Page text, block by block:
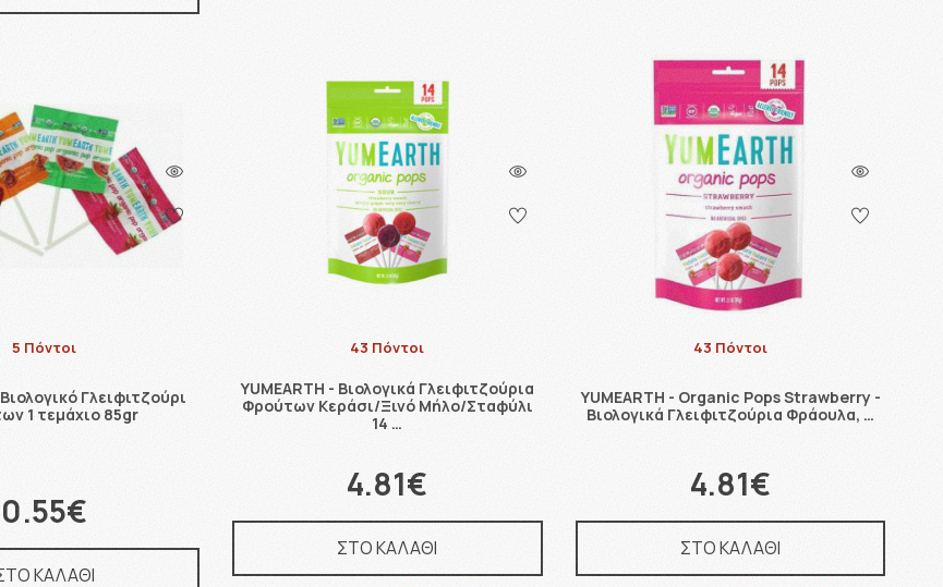
5 Πόντοι
Γλειφιτζούρι
1 τεμάχιο 85gr
0.55€
ΚΑΛΑΘΙ
43 Πόντοι
YUMEARTH - Βιολογικά Γλειφιτζούρια
Φρούτων Κεράσι/Ξινό Μήλο/Σταφύλι
14 …
4.81€
ΣΤΟ ΚΑΛΑΘΙ
43 Πόντοι
YUMEARTH - Organic Pops Strawberry -
Βιολογικά Γλειφιτζούρια Φράουλα, …
4.81€
ΣΤΟ ΚΑΛΑΘΙ